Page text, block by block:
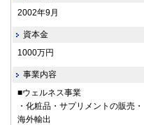
2002年9月
資本金
1000万円
事業内容
■ウェルネス事業
・化粧品・サプリメントの販売・
海外輸出